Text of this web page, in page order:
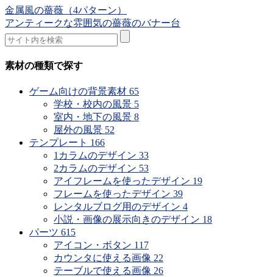
金属風の薔薇（4パターン）
アンティークな雰囲気の薔薇のバナー台
素材の種類で探す
ゲーム向けの背景素材 65
学校・校内の風景 5
室内・地下の風景 8
屋外の風景 52
テンプレート 166
1カラムのデザイン 33
2カラムのデザイン 53
アイフレームを使ったデザイン 19
フレームを使ったデザイン 39
レンタルブログ用のデザイン 4
小説・画像の展示向きのデザイン 18
パーツ 615
アイコン・ボタン 117
カウンタに使える画像 22
テーブルで使える画像 26